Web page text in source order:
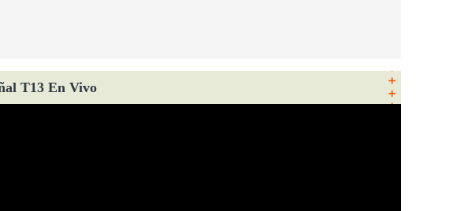
T13 En Vivo